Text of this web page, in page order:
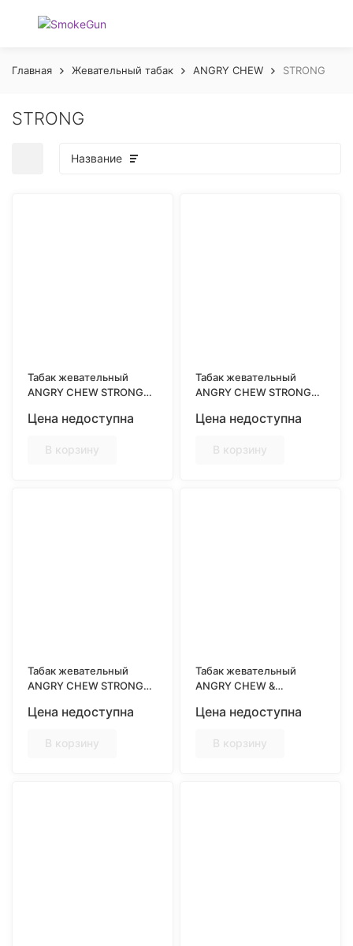
Главная Жевательный табак ANGRY CHEW STRONG
STRONG
Название
Табак жевательный
ANGRY CHEW STRONG
Свежесть, 12гр
Цена недоступна
В корзину
Табак жевательный
ANGRY CHEW STRONG
Цена недоступна
В корзину
Табак жевательный
ANGRY CHEW STRONG
12гр
Цена недоступна
В корзину
Табак жевательный
ANGRY CHEW &
CHERRY BUBBLE GUM,
Цена недоступна
В корзину